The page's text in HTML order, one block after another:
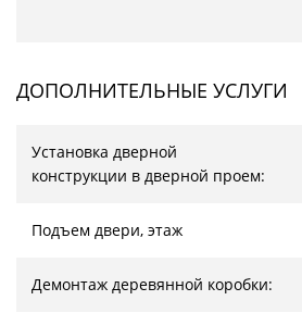
ДОПОЛНИТЕЛЬНЫЕ УСЛУГИ
Установка дверной
конструкции в дверной проем:
Подъем двери, этаж
Демонтаж деревянной коробки: